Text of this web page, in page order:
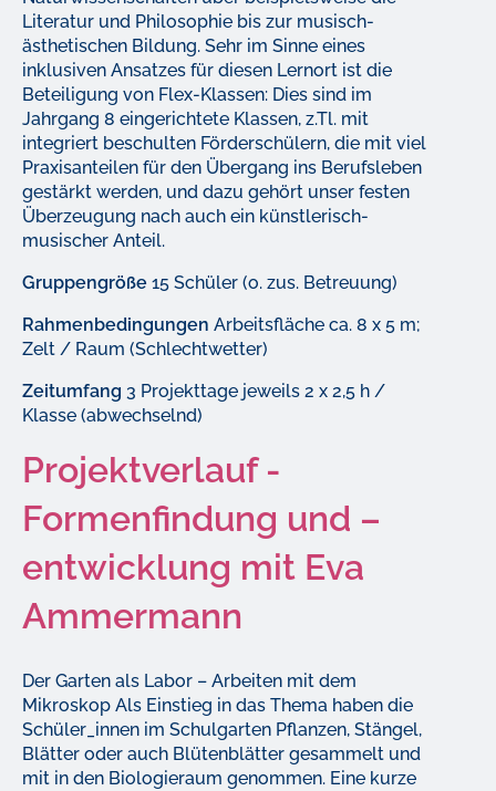
Literatur und Philosophie bis zur musisch-
ästhetischen Bildung. Sehr im Sinne eines
inklusiven Ansatzes für diesen Lernort ist die
Beteiligung von Flex-Klassen: Dies sind im
Jahrgang 8 eingerichtete Klassen, z.Tl. mit
integriert beschulten Förderschülern, die mit viel
Praxisanteilen für den Übergang ins Berufsleben
gestärkt werden, und dazu gehört unser festen
Überzeugung nach auch ein künstlerisch-
musischer Anteil.
Gruppengröße 15 Schüler (o. zus. Betreuung)
Rahmenbedingungen Arbeitsfläche ca. 8 x 5 m;
Zelt / Raum (Schlechtwetter)
Zeitumfang 3 Projekttage jeweils 2 x 2,5 h /
Klasse (abwechselnd)
Projektverlauf -
Formenfindung und –
entwicklung mit Eva
Ammermann
Der Garten als Labor – Arbeiten mit dem
Mikroskop Als Einstieg in das Thema haben die
Schüler_innen im Schulgarten Pflanzen, Stängel,
Blätter oder auch Blütenblätter gesammelt und
mit in den Biologieraum genommen. Eine kurze